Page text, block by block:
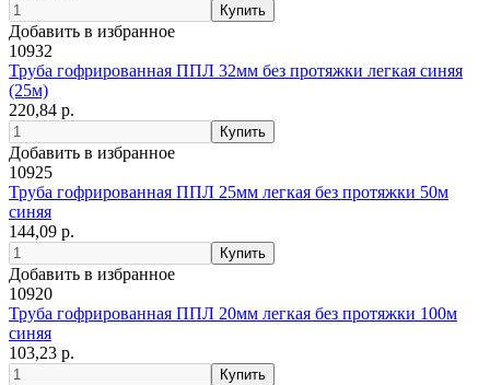
Добавить в избранное
10932
Труба гофрированная ППЛ 32мм без протяжки легкая синяя
(25м)
220,84 р.
Добавить в избранное
10925
Труба гофрированная ППЛ 25мм легкая без протяжки 50м
синяя
144,09 р.
Добавить в избранное
10920
Труба гофрированная ППЛ 20мм легкая без протяжки 100м
синяя
103,23 р.